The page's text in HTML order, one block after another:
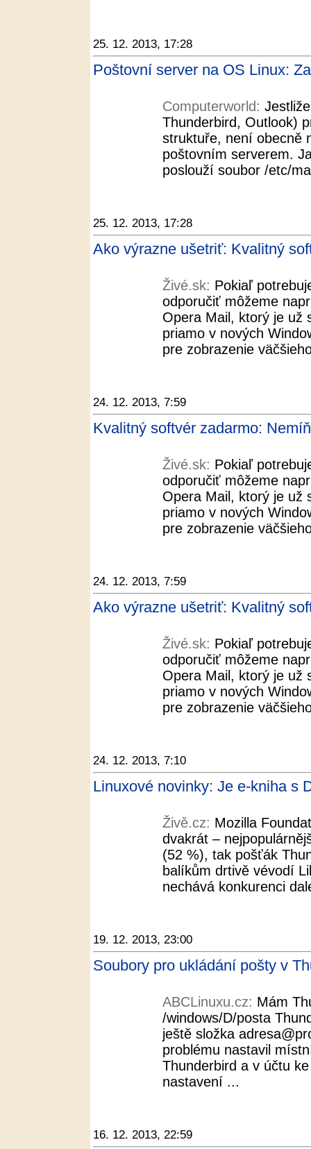
25. 12. 2013, 17:28
Poštovní server na OS Linux:
Computerworld:
Thunderbird, Outlook)
struktuře, není obecně
poštovním serverem.
poslouží soubor /etc/
25. 12. 2013, 17:28
Ako výrazne ušetriť: Kvalitný
Živé.sk: Pokiaľ
odporučiť môžeme
Opera Mail, ktorý je už
priamo v nových
pre zobrazenie
24. 12. 2013, 7:59
Kvalitný softvér zadarmo:
Živé.sk: Pokiaľ
odporučiť môžeme
Opera Mail, ktorý je už
priamo v nových
pre zobrazenie
24. 12. 2013, 7:59
Ako výrazne ušetriť: Kvalitný
Živé.sk: Pokiaľ
odporučiť môžeme
Opera Mail, ktorý je už
priamo v nových
pre zobrazenie
24. 12. 2013, 7:10
Linuxové novinky: Je e-kniha s
Živě.cz: Mozilla
dvakrát –
(52 %), tak pošťák
balíkům drtivě vévodí
nechává konkurenci
19. 12. 2013, 23:00
Soubory pro ukládání pošty v
ABCLinuxu.cz: Mám
/windows/D/posta
ještě složka
problému nastavil
Thunderbird a v účtu
nastavení ...
16. 12. 2013, 22:59